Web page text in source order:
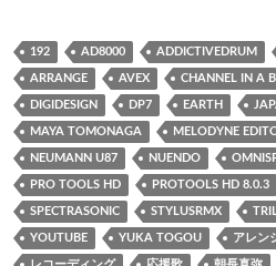
192 AD8000 ADDICTIVEDRUM
ARRANGE AVEX CHANNEL IN A
DIGIDESIGN DP7 EARTH
MAYA TOMONAGA MELODYNE
NEUMANN U87 NUENDO
PRO TOOLS HD PROTOOLS HD 8.0.3
SPECTRASONIC STYLUSRMX
YOUTUBE YUKA TOGOU アレン